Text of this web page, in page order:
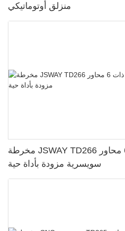
منزلق أوتوماتيكي
مخرطة JSWAY TD266 الكهربائية ذات 6 محاور CNC
سويسرية مزودة بأداة حية